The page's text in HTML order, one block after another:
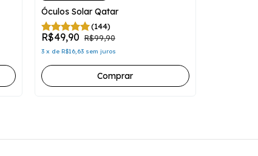
Óculos Solar Qatar
(144)
R$49,90 R$99,90
3 x de R$16,63 sem juros
Comprar